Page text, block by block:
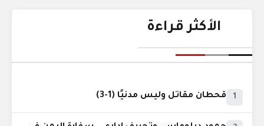
الأكثر قراءة
1 قحطان مقاتل وليس مدنيًا (1-3)